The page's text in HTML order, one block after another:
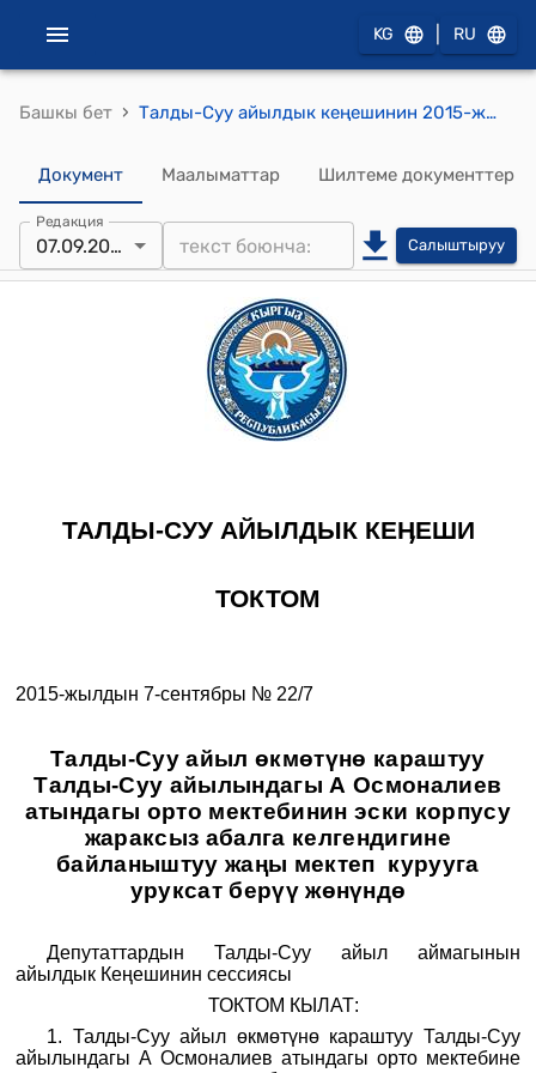
KG RU
Башкы бет › Талды-Суу айылдык кеңешинин 2015-жылдын 7-сентябрындагы № 22/7 "Талды-Суу айыл өкмөтүнө караштуу Талды-Суу айылындагы А Осмоналиев атындагы орто мектебинин эски корпусу жараксыз абалга келгендигине байланыштуу жаңы мектеп курууга уруксат берүү жөнүндө" токтому
Документ Маалыматтар Шилтеме документтер
Редакция
07.09.2015 Салыштыруу